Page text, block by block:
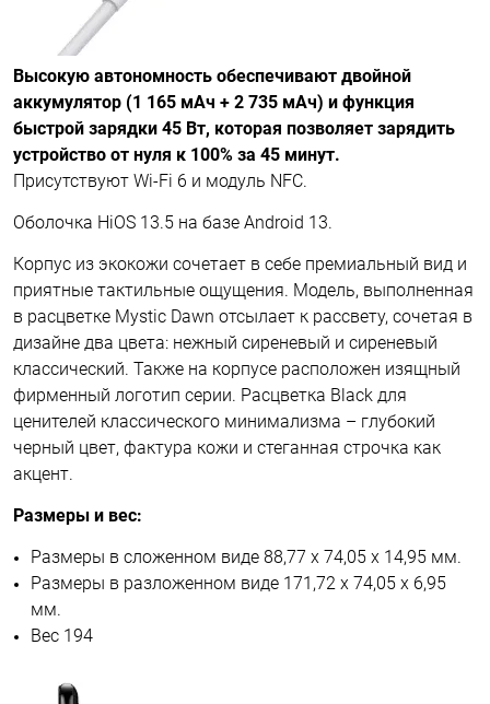
Высокую автономность обеспечивают двойной
аккумулятор (1 165 мАч + 2 735 мАч) и функция
быстрой зарядки 45 Вт, которая позволяет зарядить
устройство от нуля к 100% за 45 минут.
Присутствуют Wi-Fi 6 и модуль NFC.
Оболочка HiOS 13.5 на базе Android 13.
Корпус из экокожи сочетает в себе премиальный вид и
приятные тактильные ощущения. Модель, выполненная
в расцветке Mystic Dawn отсылает к рассвету, сочетая в
дизайне два цвета: нежный сиреневый и сиреневый
классический. Также на корпусе расположен изящный
фирменный логотип серии. Расцветка Black для
ценителей классического минимализма – глубокий
черный цвет, фактура кожи и стеганная строчка как
акцент.
Размеры и вес:
Размеры в сложенном виде 88,77 x 74,05 x 14,95 мм.
Размеры в разложенном виде 171,72 x 74,05 x 6,95
мм.
Вес 194